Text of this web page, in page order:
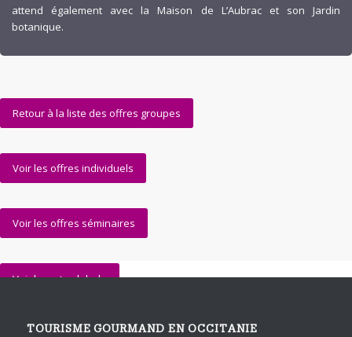
attend également avec la Maison de L’Aubrac et son Jardin
botanique.
Retour à la liste des offres groupes
Voir les offres individuels
Voir les offres séminaires
Voir la carte globale
TOURISME GOURMAND EN OCCITANIE